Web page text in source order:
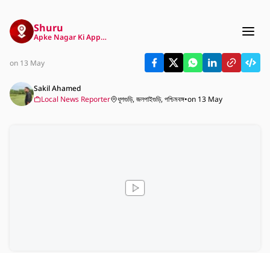
Shuru
Apke Nagar Ki App…
on 13 May
Sakil Ahamed
Local News Reporter
ধূপগুড়ি, জলপাইগুড়ি, পশ্চিমবঙ্গ•on 13 May